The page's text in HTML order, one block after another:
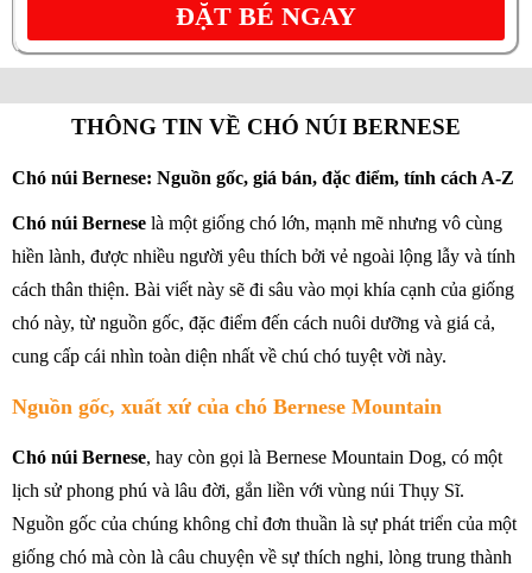
ĐẶT BÉ NGAY
THÔNG TIN VỀ CHÓ NÚI BERNESE
Chó núi Bernese: Nguồn gốc, giá bán, đặc điểm, tính cách A-Z
Chó núi Bernese là một giống chó lớn, mạnh mẽ nhưng vô cùng
hiền lành, được nhiều người yêu thích bởi vẻ ngoài lộng lẫy và tính
cách thân thiện. Bài viết này sẽ đi sâu vào mọi khía cạnh của giống
chó này, từ nguồn gốc, đặc điểm đến cách nuôi dưỡng và giá cả,
cung cấp cái nhìn toàn diện nhất về chú chó tuyệt vời này.
Nguồn gốc, xuất xứ của chó Bernese Mountain
Chó núi Bernese, hay còn gọi là Bernese Mountain Dog, có một
lịch sử phong phú và lâu đời, gắn liền với vùng núi Thụy Sĩ.
Nguồn gốc của chúng không chỉ đơn thuần là sự phát triển của một
giống chó mà còn là câu chuyện về sự thích nghi, lòng trung thành